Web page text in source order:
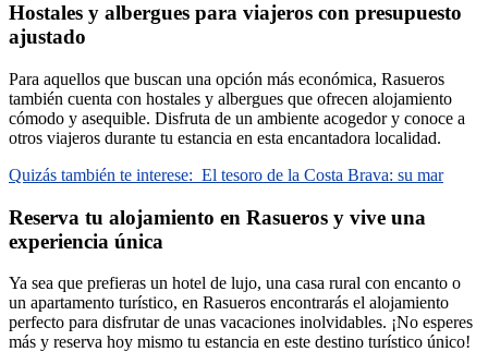
Hostales y albergues para viajeros con presupuesto
ajustado
Para aquellos que buscan una opción más económica, Rasueros
también cuenta con hostales y albergues que ofrecen alojamiento
cómodo y asequible. Disfruta de un ambiente acogedor y conoce a
otros viajeros durante tu estancia en esta encantadora localidad.
Quizás también te interese: El tesoro de la Costa Brava: su mar
Reserva tu alojamiento en Rasueros y vive una
experiencia única
Ya sea que prefieras un hotel de lujo, una casa rural con encanto o
un apartamento turístico, en Rasueros encontrarás el alojamiento
perfecto para disfrutar de unas vacaciones inolvidables. ¡No esperes
más y reserva hoy mismo tu estancia en este destino turístico único!